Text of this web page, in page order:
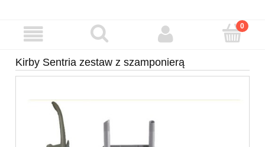
Kirby Sentria zestaw z szamponierą